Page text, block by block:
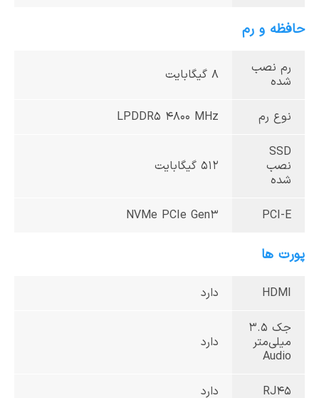
حافظه و رم
رم نصب
شده
8 گیگابایت
نوع رم LPDDR5 4800 MHz
SSD
نصب
شده
512 گیگابایت
PCI-E
NVMe PCIe Gen3
پورت ها
HDMI دارد
جک 3.5
میلی‌متر
Audio
دارد
RJ45 دارد